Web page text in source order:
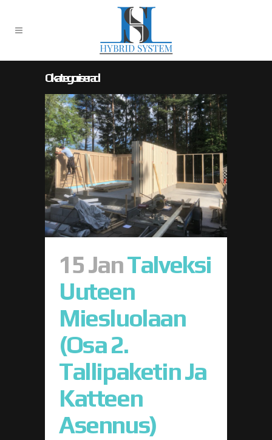
Okategoriserad
15 JanTalveksi
Uuteen
Miesluolaan
(osa 2.
Tallipaketin Ja
Katteen
Asennus)